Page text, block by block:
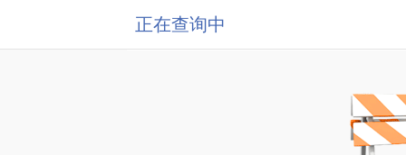
正在查询中